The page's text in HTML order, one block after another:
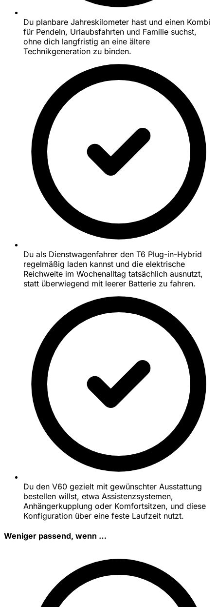
Du planbare Jahreskilometer hast und einen Kombi
für Pendeln, Urlaubsfahrten und Familie suchst,
ohne dich langfristig an eine ältere
Technikgeneration zu binden.
Du als Dienstwagenfahrer den T6 Plug-in-Hybrid
regelmäßig laden kannst und die elektrische
Reichweite im Wochenalltag tatsächlich ausnutzt,
statt überwiegend mit leerer Batterie zu fahren.
Du den V60 gezielt mit gewünschter Ausstattung
bestellen willst, etwa Assistenzsystemen,
Anhängerkupplung oder Komfortsitzen, und diese
Konfiguration über eine feste Laufzeit nutzt.
Weniger passend, wenn …